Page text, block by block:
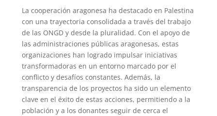
La cooperación aragonesa ha destacado en Palestina
con una trayectoria consolidada a través del trabajo
de las ONGD y desde la pluralidad. Con el apoyo de
las administraciones públicas aragonesas, estas
organizaciones han logrado impulsar iniciativas
transformadoras en un entorno marcado por el
conflicto y desafíos constantes. Además, la
transparencia de los proyectos ha sido un elemento
clave en el éxito de estas acciones, permitiendo a la
población y a los donantes seguir de cerca el